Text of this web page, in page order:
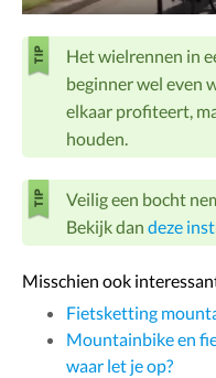
Het wielrennen in
beginner wel even
elkaar profiteert,
houden.
Veilig een bocht
Bekijk dan deze
Misschien ook
Fietsketting
Mountainbike en
waar let je op?